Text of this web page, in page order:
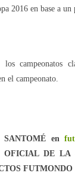
2016 en base a un
campeonatos
el campeonato.
SANTOMÉ en
DE LA